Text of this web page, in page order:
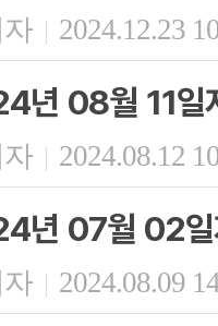
| 2024.12.23
년 08월 11일
| 2024.08.12
년 07월 02일
| 2024.08.09